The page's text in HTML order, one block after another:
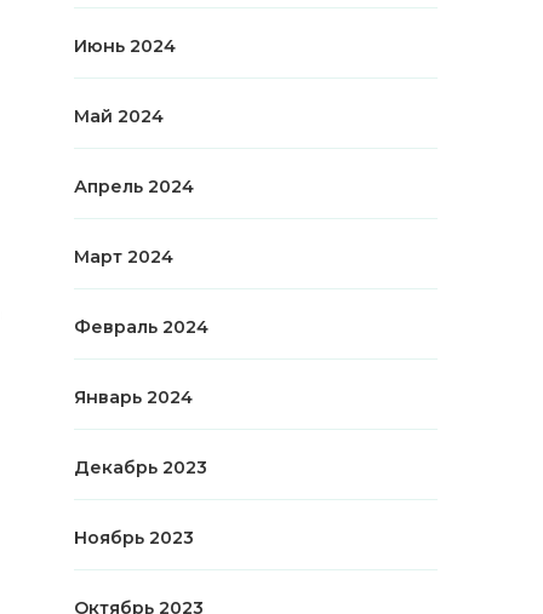
Июнь 2024
Май 2024
Апрель 2024
Март 2024
Февраль 2024
Январь 2024
Декабрь 2023
Ноябрь 2023
Октябрь 2023